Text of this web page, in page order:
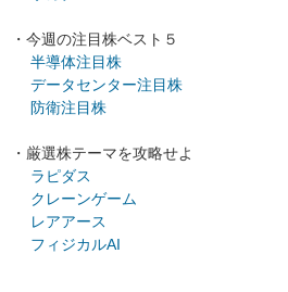
・今週の注目株ベスト５
半導体注目株
データセンター注目株
防衛注目株
・厳選株テーマを攻略せよ
ラピダス
クレーンゲーム
レアアース
フィジカルAI